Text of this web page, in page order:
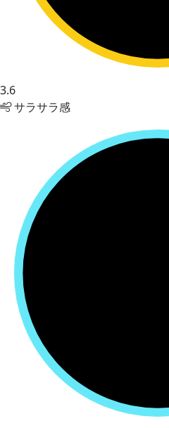
3.6
サラサラ感